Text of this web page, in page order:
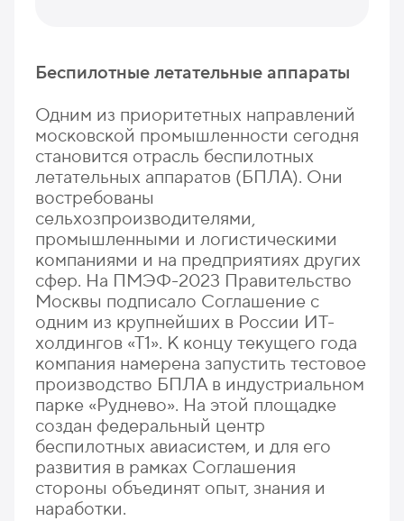
Беспилотные летательные аппараты
Одним из приоритетных направлений
московской промышленности сегодня
становится отрасль беспилотных
летательных аппаратов (БПЛА). Они
востребованы
сельхозпроизводителями,
промышленными и логистическими
компаниями и на предприятиях других
сфер. На ПМЭФ-2023 Правительство
Москвы подписало Соглашение с
одним из крупнейших в России ИТ-
холдингов «Т1». К концу текущего года
компания намерена запустить тестовое
производство БПЛА в индустриальном
парке «Руднево». На этой площадке
создан федеральный центр
беспилотных авиасистем, и для его
развития в рамках Соглашения
стороны объединят опыт, знания и
наработки.